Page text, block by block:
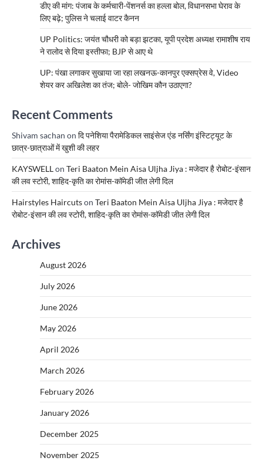
डीए की मांग: पंजाब के कर्मचारी-पेंशनर्स का हल्ला बोल, विधानसभा घेराव के
लिए बढ़े; पुलिस ने चलाई वाटर कैनन
UP Politics: जयंत चौधरी को बड़ा झटका, यूपी प्रदेश अध्यक्ष रामाशीष राय
ने रालोद से दिया इस्तीफा; BJP से आए थे
UP: पंखा लगाकर सुखाया जा रहा लखनऊ-कानपुर एक्सप्रेस वे, Video
शेयर कर अखिलेश का तंज; बोले- जोखिम कौन उठाएगा?
Recent Comments
Shivam sachan on दि पनेशिया पैरामेडिकल साइंसेज एंड नर्सिंग इंस्टिट्यूट के
छात्र-छात्राओं में खुशी की लहर
KAYSWELLon Teri Baaton Mein Aisa Uljha Jiya : मजेदार है रोबोट-इंसान
की लव स्टोरी, शाहिद-कृति का रोमांस-कॉमेडी जीत लेगी दिल
Hairstyles Haircutson Teri Baaton Mein Aisa Uljha Jiya : मजेदार है
रोबोट-इंसान की लव स्टोरी, शाहिद-कृति का रोमांस-कॉमेडी जीत लेगी दिल
Archives
August 2026
July 2026
June 2026
May 2026
April 2026
March 2026
February 2026
January 2026
December 2025
November 2025